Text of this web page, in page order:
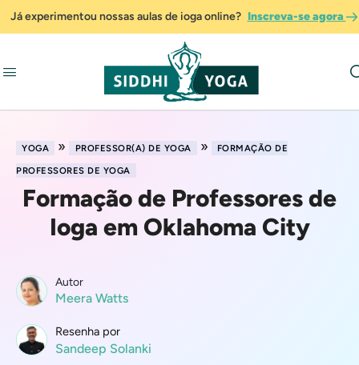
Já experimentou nossas aulas de ioga online? Inscreva-se agora
YOGA » PROFESSOR(A) DE YOGA »
FORMAÇÃO DE
PROFESSORES DE YOGA
Formação de Professores de
Ioga em Oklahoma City
Autor
Meera Watts
Resenha por
Sandeep Solanki